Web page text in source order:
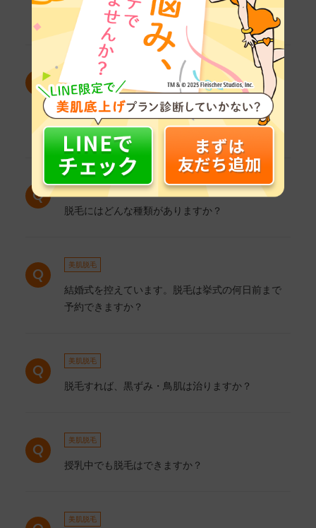
がどんな基準で選んだらよいですか？
エステサロンとクリニック（医療機関）のどちらで
脱毛しようか悩んでいます。違いを教えてくださ
い。
美肌脱毛
脱毛にはどんな種類がありますか？
美肌脱毛
結婚式を控えています。脱毛は挙式の何日前まで
予約できますか？
美肌脱毛
脱毛すれば、黒ずみ・鳥肌は治りますか？
美肌脱毛
授乳中でも脱毛はできますか？
美肌脱毛